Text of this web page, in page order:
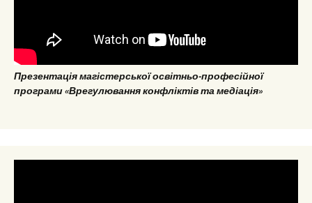
Презентація магістерської освітньо-професійної
програми «Врегулювання конфліктів та медіація»